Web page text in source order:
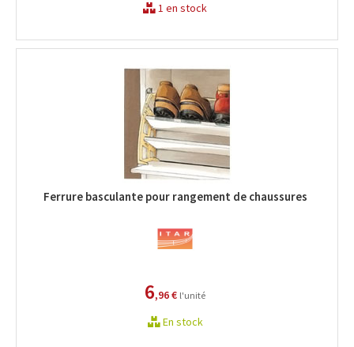
1 en stock
Ferrure basculante pour rangement de chaussures
6,96 € l'unité
En stock